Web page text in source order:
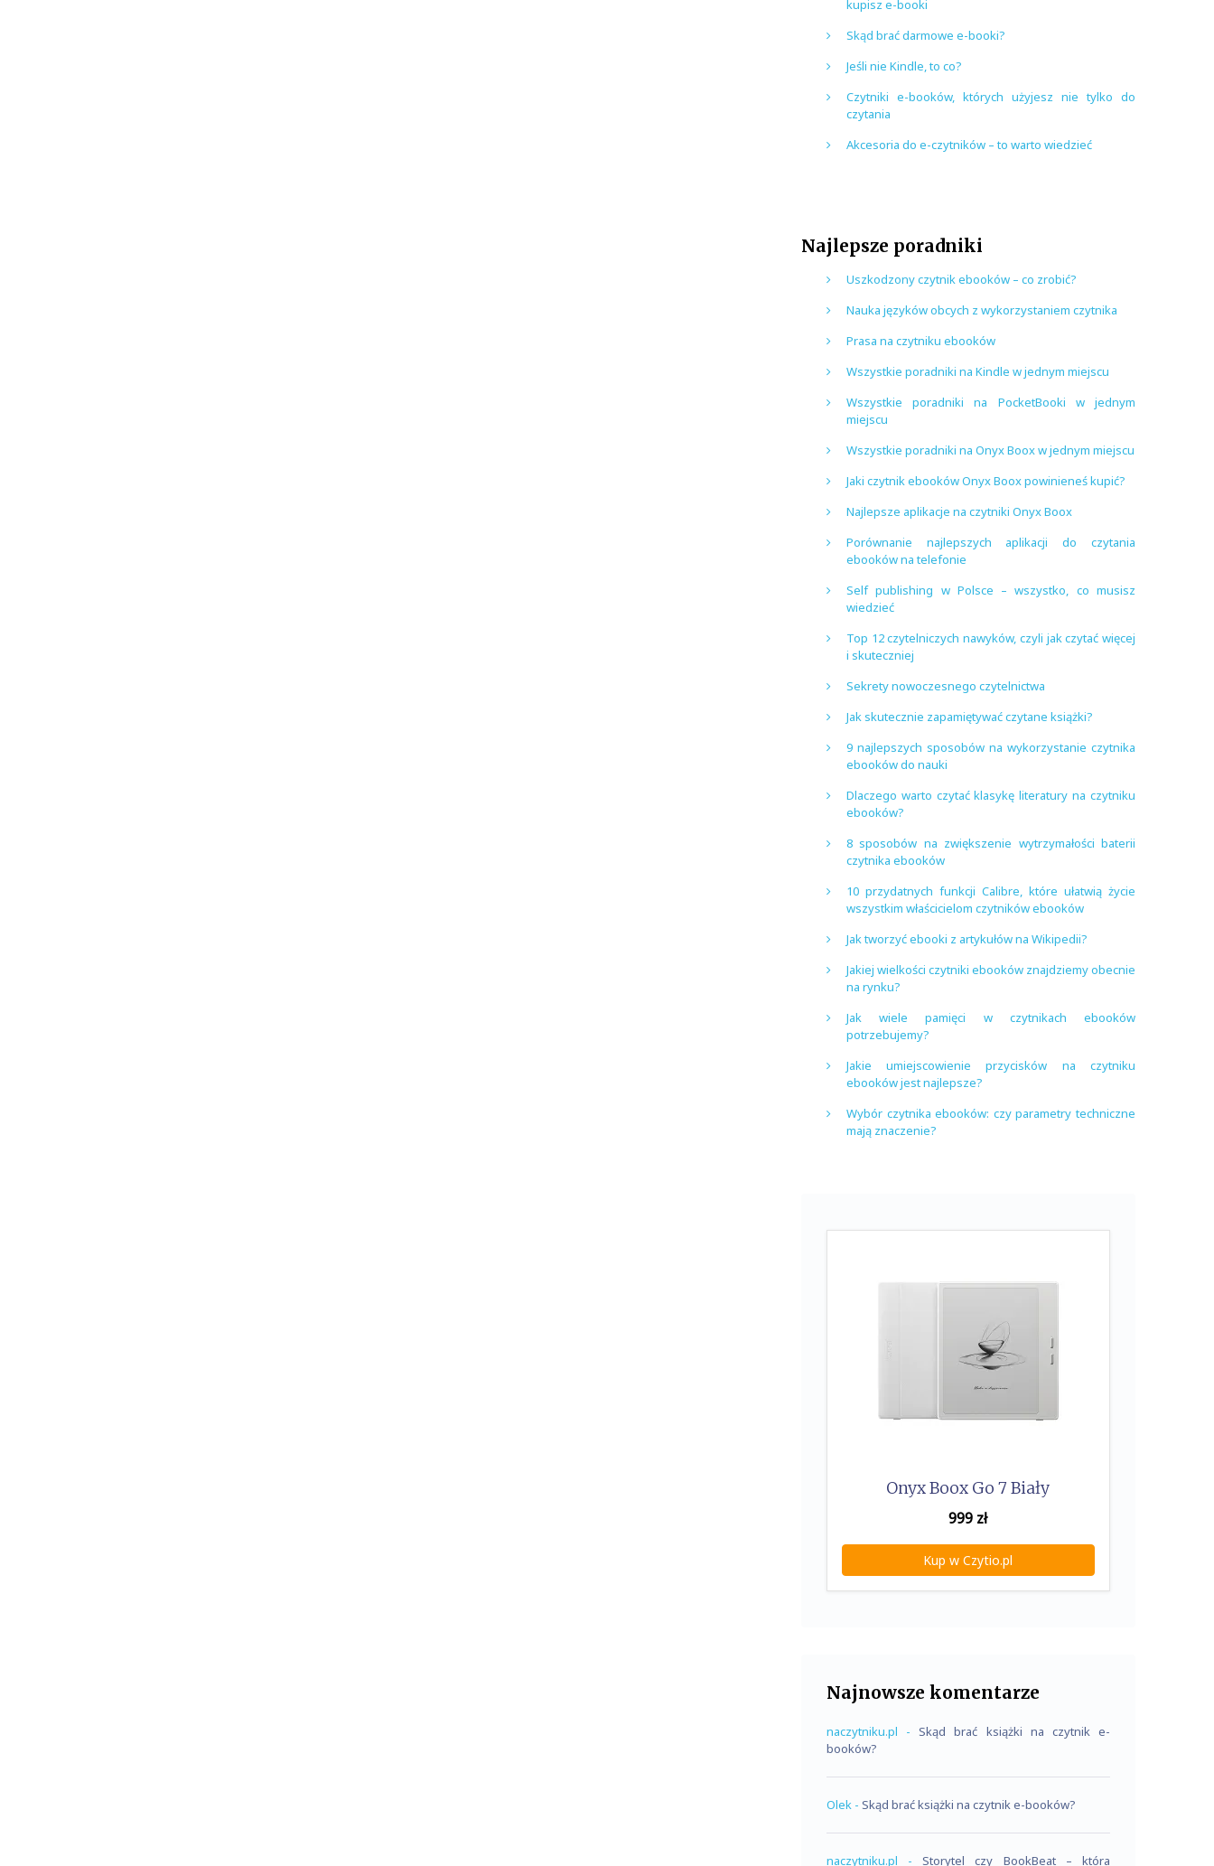
kupisz e-booki
Skąd brać darmowe e-booki?
Jeśli nie Kindle, to co?
Czytniki e-booków, których użyjesz nie tylko do
czytania
Akcesoria do e-czytników – to warto wiedzieć
Najlepsze poradniki
Uszkodzony czytnik ebooków – co zrobić?
Nauka języków obcych z wykorzystaniem czytnika
Prasa na czytniku ebooków
Wszystkie poradniki na Kindle w jednym miejscu
Wszystkie poradniki na PocketBooki w jednym
miejscu
Wszystkie poradniki na Onyx Boox w jednym miejscu
Jaki czytnik ebooków Onyx Boox powinieneś kupić?
Najlepsze aplikacje na czytniki Onyx Boox
Porównanie najlepszych aplikacji do czytania
ebooków na telefonie
Self publishing w Polsce – wszystko, co musisz
wiedzieć
Top 12 czytelniczych nawyków, czyli jak czytać więcej
i skuteczniej
Sekrety nowoczesnego czytelnictwa
Jak skutecznie zapamiętywać czytane książki?
9 najlepszych sposobów na wykorzystanie czytnika
ebooków do nauki
Dlaczego warto czytać klasykę literatury na czytniku
ebooków?
8 sposobów na zwiększenie wytrzymałości baterii
czytnika ebooków
10 przydatnych funkcji Calibre, które ułatwią życie
wszystkim właścicielom czytników ebooków
Jak tworzyć ebooki z artykułów na Wikipedii?
Jakiej wielkości czytniki ebooków znajdziemy obecnie
na rynku?
Jak wiele pamięci w czytnikach ebooków
potrzebujemy?
Jakie umiejscowienie przycisków na czytniku
ebooków jest najlepsze?
Wybór czytnika ebooków: czy parametry techniczne
mają znaczenie?
Onyx Boox Go 7 Biały
999 zł
Kup w Czytio.pl
Najnowsze komentarze
naczytniku.pl - Skąd brać książki na czytnik e-
booków?
Olek - Skąd brać książki na czytnik e-booków?
naczytniku.pl - Storytel czy BookBeat – która